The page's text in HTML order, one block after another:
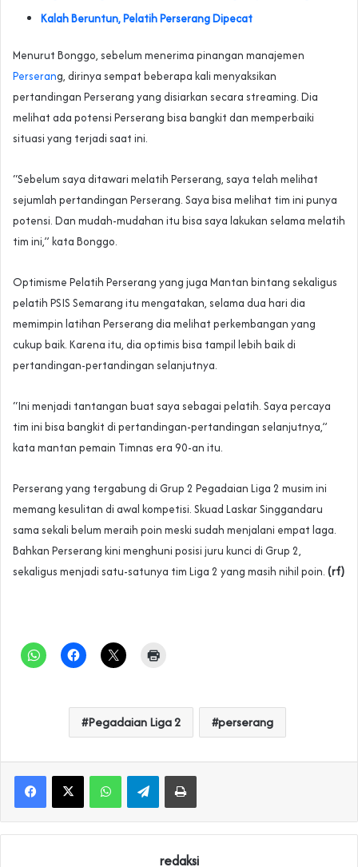
Kalah Beruntun, Pelatih Perserang Dipecat
Menurut Bonggo, sebelum menerima pinangan manajemen
Perserang, dirinya sempat beberapa kali menyaksikan
pertandingan Perserang yang disiarkan secara streaming. Dia
melihat ada potensi Perserang bisa bangkit dan memperbaiki
situasi yang terjadi saat ini.
“Sebelum saya ditawari melatih Perserang, saya telah melihat
sejumlah pertandingan Perserang. Saya bisa melihat tim ini punya
potensi. Dan mudah-mudahan itu bisa saya lakukan selama melatih
tim ini,” kata Bonggo.
Optimisme Pelatih Perserang yang juga Mantan bintang sekaligus
pelatih PSIS Semarang itu mengatakan, selama dua hari dia
memimpin latihan Perserang dia melihat perkembangan yang
cukup baik. Karena itu, dia optimis bisa tampil lebih baik di
pertandingan-pertandingan selanjutnya.
“Ini menjadi tantangan buat saya sebagai pelatih. Saya percaya
tim ini bisa bangkit di pertandingan-pertandingan selanjutnya,”
kata mantan pemain Timnas era 90-an itu.
Perserang yang tergabung di Grup 2 Pegadaian Liga 2 musim ini
memang kesulitan di awal kompetisi. Skuad Laskar Singgandaru
sama sekali belum meraih poin meski sudah menjalani empat laga.
Bahkan Perserang kini menghuni posisi juru kunci di Grup 2,
sekaligus menjadi satu-satunya tim Liga 2 yang masih nihil poin. (rf)
Pegadaian Liga 2 perserang
WhatsAppTelegramPrint
redaksi